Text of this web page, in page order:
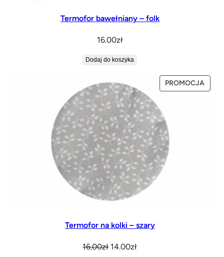
Termofor bawełniany – folk
16.00zł
Dodaj do koszyka
PROMOCJA
W
Termofor na kolki – szary
16.00zł Pierwotna
14.00złAktualna